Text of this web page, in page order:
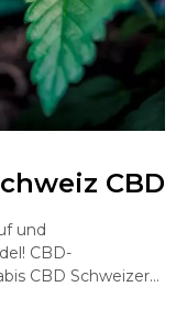
CBD
und
CBD-
CBD Schweizer…